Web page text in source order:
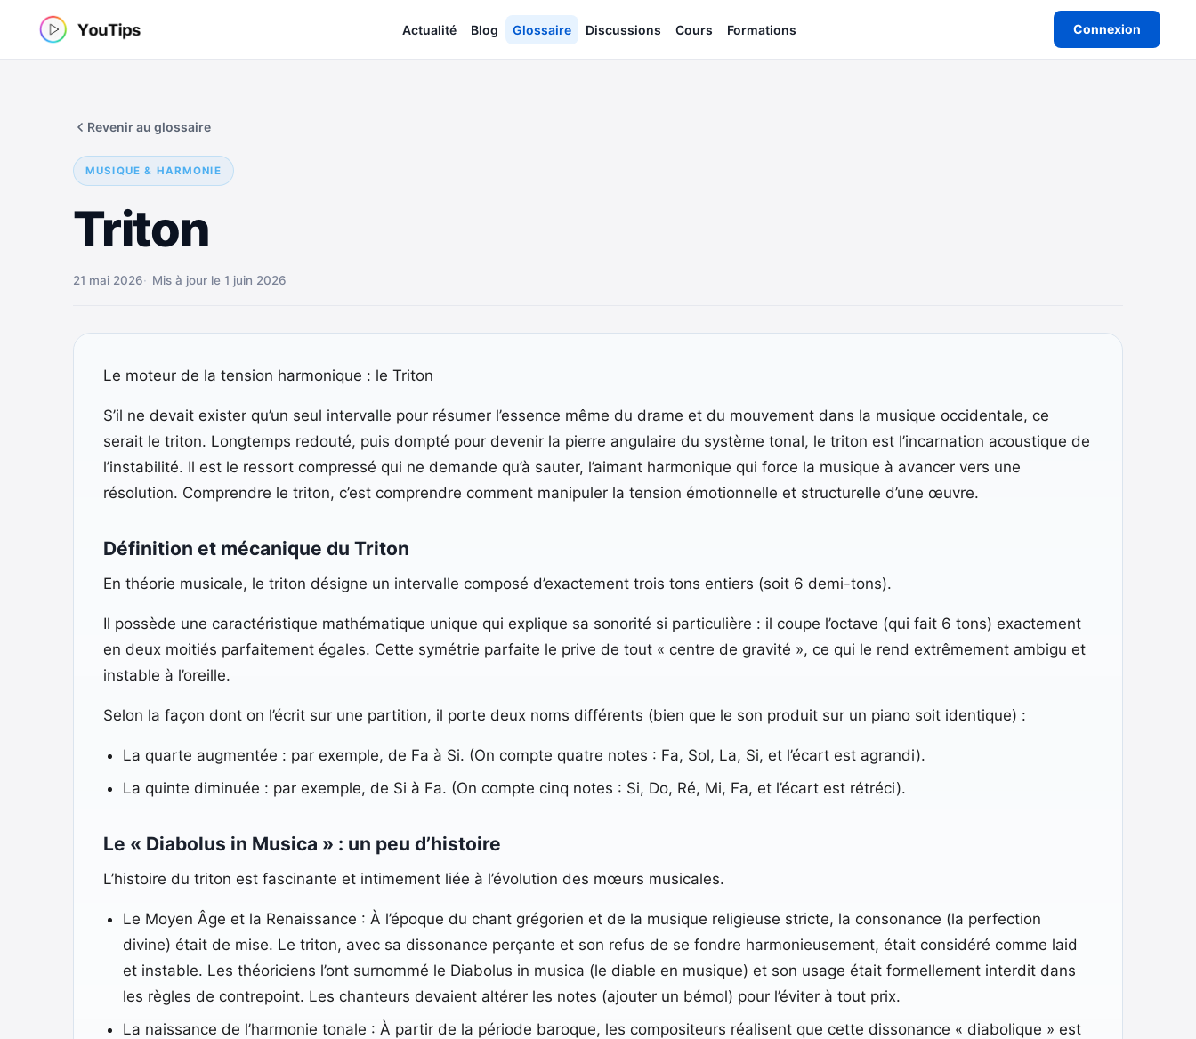
Actualité Blog Glossaire Discussions Cours Formations Connexion
MUSIQUE & HARMONIE
Triton
Revenir au glossaire
21 mai 2026 Mis à jour le 1 juin 2026
Le moteur de la tension harmonique : le Triton
S’il ne devait exister qu’un seul intervalle pour résumer l’essence même du drame et du mouvement dans la musique occidentale, ce
serait le triton. Longtemps redouté, puis dompté pour devenir la pierre angulaire du système tonal, le triton est l’incarnation acoustique de
l’instabilité. Il est le ressort compressé qui ne demande qu’à sauter, l’aimant harmonique qui force la musique à avancer vers une
résolution. Comprendre le triton, c’est comprendre comment manipuler la tension émotionnelle et structurelle d’une œuvre.
Définition et mécanique du Triton
En théorie musicale, le triton désigne un intervalle composé d’exactement trois tons entiers (soit 6 demi-tons).
Il possède une caractéristique mathématique unique qui explique sa sonorité si particulière : il coupe l’octave (qui fait 6 tons) exactement
en deux moitiés parfaitement égales. Cette symétrie parfaite le prive de tout « centre de gravité », ce qui le rend extrêmement ambigu et
instable à l’oreille.
Selon la façon dont on l’écrit sur une partition, il porte deux noms différents (bien que le son produit sur un piano soit identique) :
La quarte augmentée : par exemple, de Fa à Si. (On compte quatre notes : Fa, Sol, La, Si, et l’écart est agrandi).
La quinte diminuée : par exemple, de Si à Fa. (On compte cinq notes : Si, Do, Ré, Mi, Fa, et l’écart est rétréci).
Le « Diabolus in Musica » : un peu d’histoire
L’histoire du triton est fascinante et intimement liée à l’évolution des mœurs musicales.
Le Moyen Âge et la Renaissance : À l’époque du chant grégorien et de la musique religieuse stricte, la consonance (la perfection
divine) était de mise. Le triton, avec sa dissonance perçante et son refus de se fondre harmonieusement, était considéré comme laid
et instable. Les théoriciens l’ont surnommé le Diabolus in musica (le diable en musique) et son usage était formellement interdit dans
les règles de contrepoint. Les chanteurs devaient altérer les notes (ajouter un bémol) pour l’éviter à tout prix.
La naissance de l’harmonie tonale : À partir de la période baroque, les compositeurs réalisent que cette dissonance « diabolique » est